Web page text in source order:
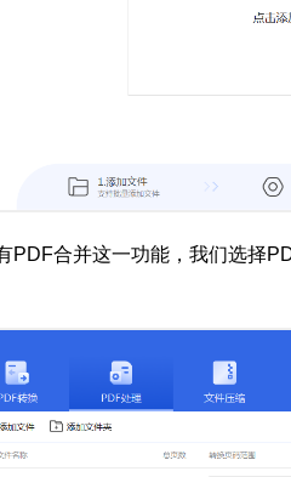
PDF合并这一功能，我们选择